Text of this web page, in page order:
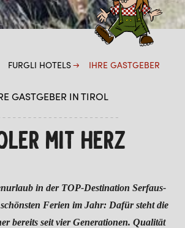
FURGLI HOTELS IHRE GASTGEBER
GASTGEBER IN TIROL
MIT HERZ
in der TOP-Destination Serfaus-
Ferien im Jahr: Dafür steht die
bereits seit vier Generationen. Qualität